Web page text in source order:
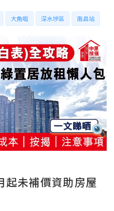
大角咀 深水埗區 南昌站
未補價資助房屋